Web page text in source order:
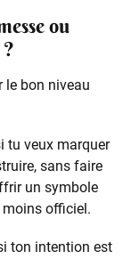
ou
le bon niveau
tu veux marquer
sans faire
un symbole
moins officiel.
ton intention est